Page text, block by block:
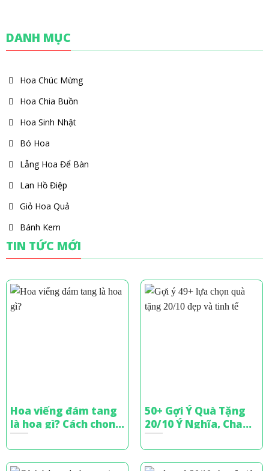
DANH MỤC
Hoa Chúc Mừng
Hoa Chia Buồn
Hoa Sinh Nhật
Bó Hoa
Lẵng Hoa Để Bàn
Lan Hồ Điệp
Giỏ Hoa Quả
Bánh Kem
TIN TỨC MỚI
Hoa viếng đám tang
là hoa gì? Cách chọn
hoa chia buồn tinh tế
50+ Gợi Ý Quà Tặng
20/10 Ý Nghĩa, Chạm
Đến Trái Tim Phái Đẹp